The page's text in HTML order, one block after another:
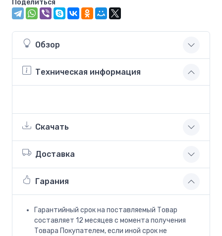
Поделиться
Обзор
Техническая информация
Скачать
Доставка
Гарания
Гарантийный срок на поставляемый Товар
составляет 12 месяцев с момента получения
Товара Покупателем, если иной срок не